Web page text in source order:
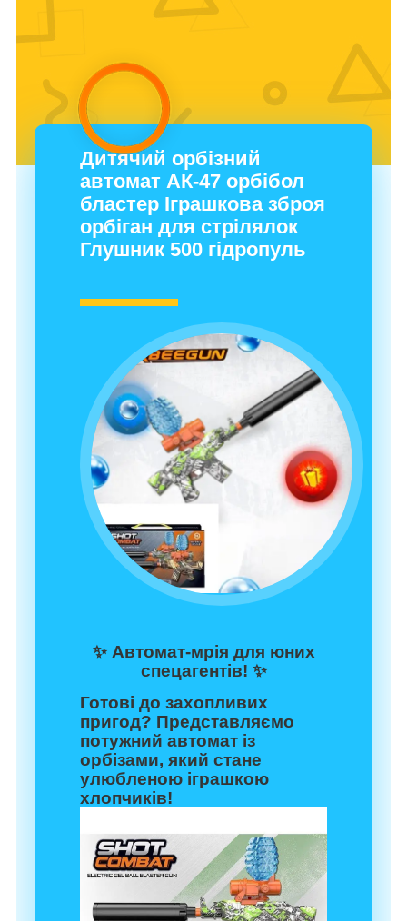
Дитячий орбізний
автомат АК-47 орбібол
бластер Іграшкова зброя
орбіган для стрілялок
Глушник 500 гідропуль
✨ Автомат-мрія для юних
спецагентів! ✨
Готові до захопливих
пригод? Представляємо
потужний автомат із
орбізами, який стане
улюбленою іграшкою
хлопчиків!